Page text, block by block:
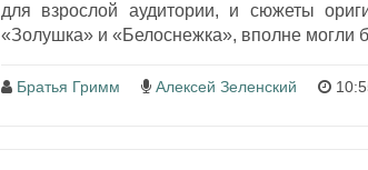
для взрослой аудитории, и сюжеты
«Золушка» и «Белоснежка», вполне могли
Братья Гримм Алексей Зеленский